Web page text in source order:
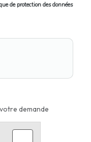
de protection des données
demande